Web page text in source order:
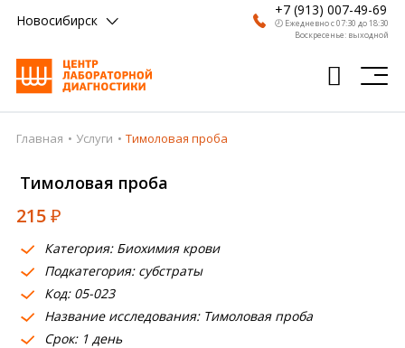
Новосибирск
+7 (913) 007-49-69
🕗 Ежедневно с 07:30 до 18:30
Воскресенье: выходной
Главная
Анализы
Врачи
Получить результат
Пациентам
О компании
Главная Услуги Тимоловая проба
Тимоловая проба
215₽
Категория: Биохимия крови
Подкатегория: субстраты
Код: 05-023
Название исследования: Тимоловая проба
Срок: 1 день